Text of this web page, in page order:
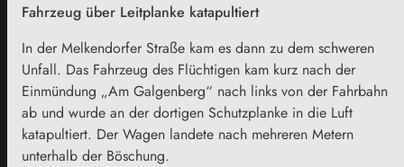
Fahrzeug über Leitplanke katapultiert
In der Melkendorfer Straße kam es dann zu dem schweren
Unfall. Das Fahrzeug des Flüchtigen kam kurz nach der
Einmündung „Am Galgenberg“ nach links von der Fahrbahn
ab und wurde an der dortigen Schutzplanke in die Luft
katapultiert. Der Wagen landete nach mehreren Metern
unterhalb der Böschung.